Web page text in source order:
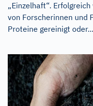
„Einzelhaft“.
von Forscherinnen und
Proteine gereinigt oder...